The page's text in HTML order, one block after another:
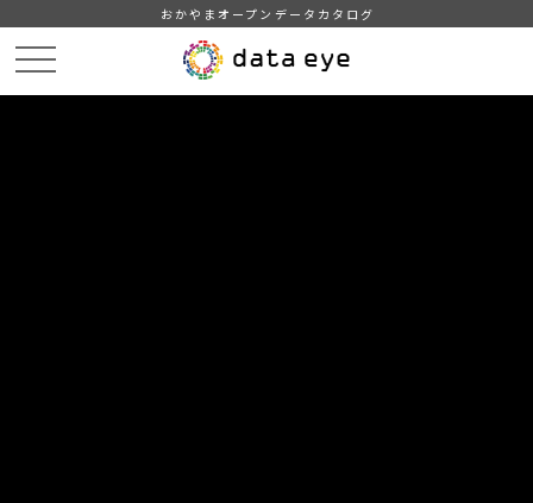
おかやまオープンデータカタログ